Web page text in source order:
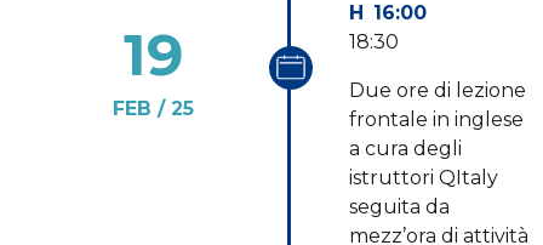
19
FEB 25
16:00
18:30
Due ore di lezione
frontale in inglese
a cura degli
istruttori QItaly
seguita da
mezz’ora di attività